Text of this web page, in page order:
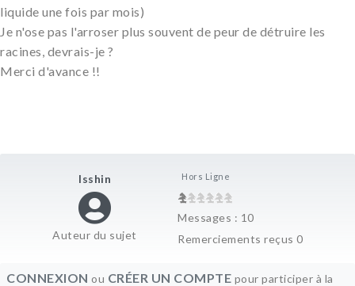
Isshin
Auteur du sujet
Hors Ligne
Messages : 10
Remerciements reçus 0
liquide une fois par mois)
Je n'ose pas l'arroser plus souvent de peur de détruire les
racines, devrais-je ?
Merci d'avance !!
CONNEXION ou CRÉER UN COMPTE pour participer à la